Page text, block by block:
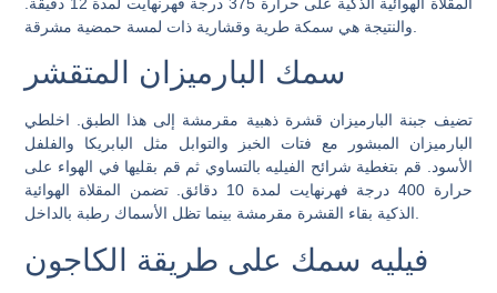
سمك البارميزان المتقشر
تضيف جبنة البارميزان قشرة ذهبية مقرمشة إلى هذا الطبق. اخلطي
البارميزان المبشور مع فتات الخبز والتوابل مثل البابريكا والفلفل
الأسود. قم بتغطية شرائح الفيليه بالتساوي ثم قم بقليها في الهواء على
حرارة 400 درجة فهرنهايت لمدة 10 دقائق. تضمن المقلاة الهوائية
الذكية بقاء القشرة مقرمشة بينما تظل الأسماك رطبة بالداخل.
فيليه سمك على طريقة الكاجون